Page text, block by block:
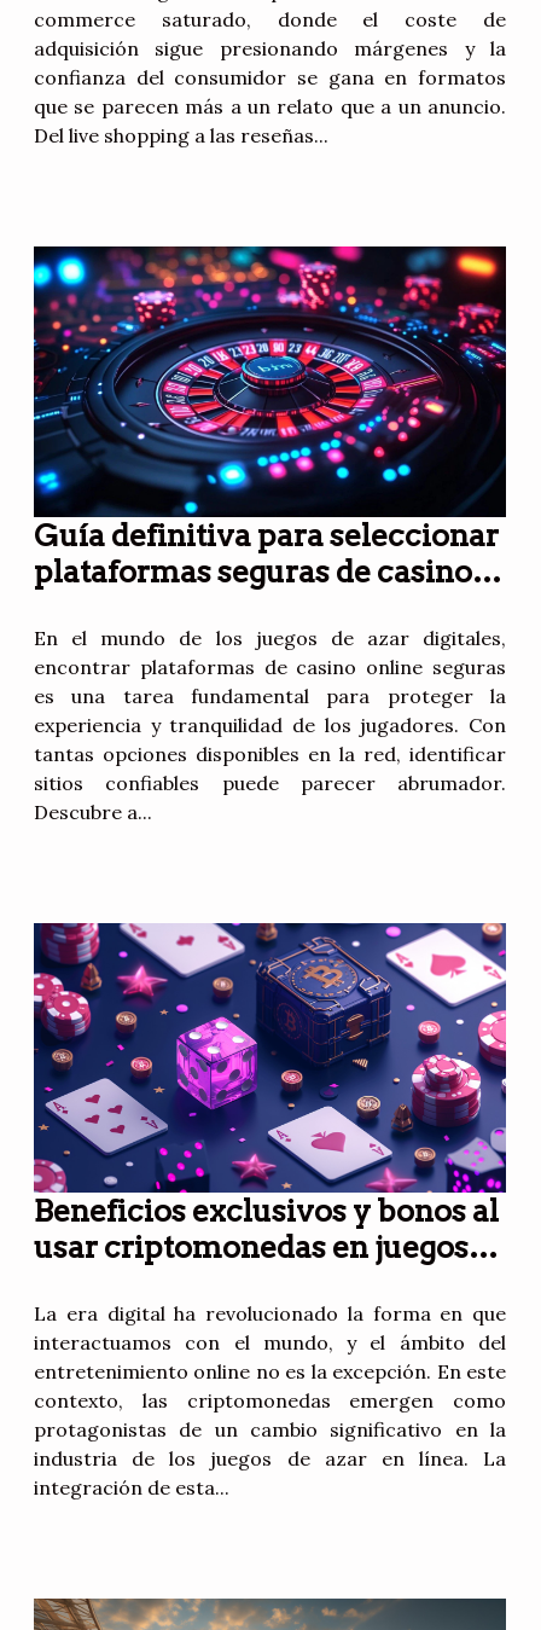
commerce saturado, donde el coste de
adquisición sigue presionando márgenes y la
confianza del consumidor se gana en formatos
que se parecen más a un relato que a un anuncio.
Del live shopping a las reseñas...
Guía definitiva para seleccionar
plataformas seguras de casino
En el mundo de los juegos de azar digitales,
encontrar plataformas de casino online seguras
es una tarea fundamental para proteger la
experiencia y tranquilidad de los jugadores. Con
tantas opciones disponibles en la red, identificar
sitios confiables puede parecer abrumador.
Descubre a...
Beneficios exclusivos y bonos al
usar criptomonedas en juegos
La era digital ha revolucionado la forma en que
interactuamos con el mundo, y el ámbito del
entretenimiento online no es la excepción. En este
contexto, las criptomonedas emergen como
protagonistas de un cambio significativo en la
industria de los juegos de azar en línea. La
integración de esta...